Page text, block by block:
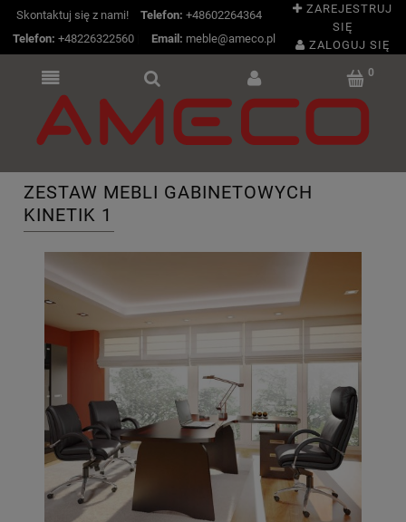
Skontaktuj się z nami! Telefon: +48602264364
Telefon: +48226322560| Email: meble@ameco.pl
ZAREJESTRUJ
SIĘ
ZALOGUJ SIĘ
ZESTAW MEBLI GABINETOWYCH
KINETIK 1